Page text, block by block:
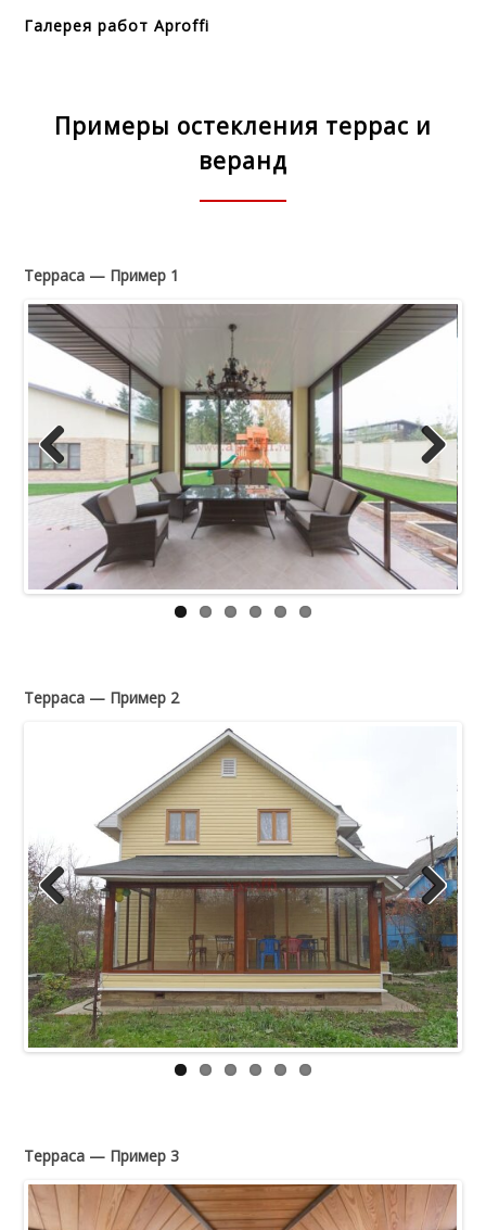
Галерея работ Aproffi
Примеры остекления террас и
веранд
Терраса — Пример 1
Previous Next
Терраса — Пример 2
Previous Next
Терраса — Пример 3